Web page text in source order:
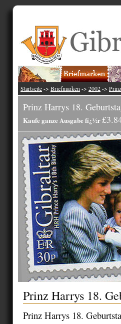
Startseite -> Briefmarken -> 2002 ->
Prinz Harrys 18.
Kaufe ganze Ausgabe fï¿½r
Prinz Harrys 18.
Prinz Harrys 18.